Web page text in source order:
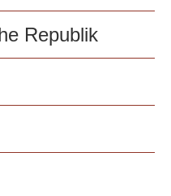
Republik